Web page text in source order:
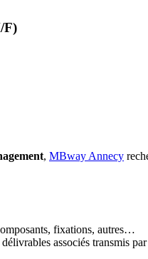
F)
, MBway Annecy
fixations, autres…
associés transmis